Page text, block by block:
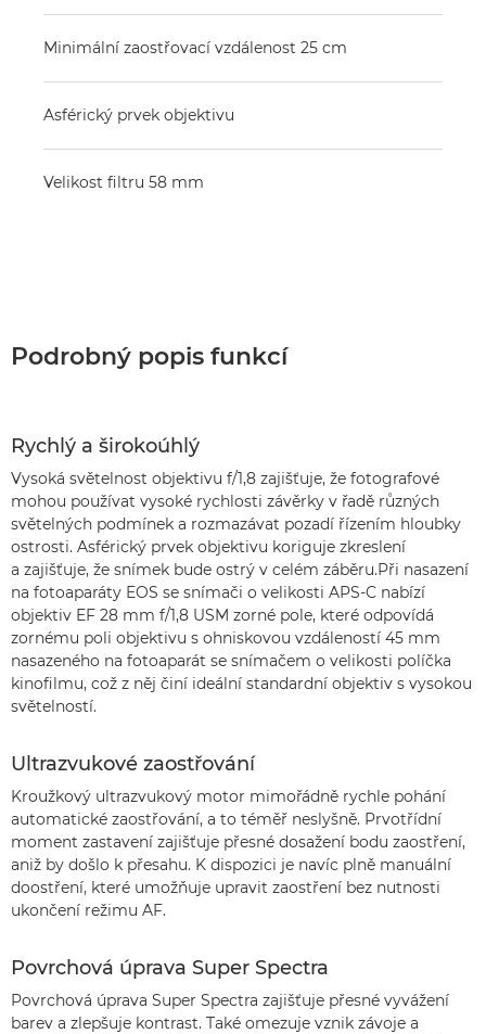
Minimální zaostřovací vzdálenost 25 cm
Asférický prvek objektivu
Velikost filtru 58 mm
Podrobný popis funkcí
Rychlý a širokoúhlý
Vysoká světelnost objektivu f/1,8 zajišťuje, že fotografové
mohou používat vysoké rychlosti závěrky v řadě různých
světelných podmínek a rozmazávat pozadí řízením hloubky
ostrosti. Asférický prvek objektivu koriguje zkreslení
a zajišťuje, že snímek bude ostrý v celém záběru.Při nasazení
na fotoaparáty EOS se snímači o velikosti APS-C nabízí
objektiv EF 28 mm f/1,8 USM zorné pole, které odpovídá
zornému poli objektivu s ohniskovou vzdáleností 45 mm
nasazeného na fotoaparát se snímačem o velikosti políčka
kinofilmu, což z něj činí ideální standardní objektiv s vysokou
světelností.
Ultrazvukové zaostřování
Kroužkový ultrazvukový motor mimořádně rychle pohání
automatické zaostřování, a to téměř neslyšně. Prvotřídní
moment zastavení zajišťuje přesné dosažení bodu zaostření,
aniž by došlo k přesahu. K dispozici je navíc plně manuální
doostření, které umožňuje upravit zaostření bez nutnosti
ukončení režimu AF.
Povrchová úprava Super Spectra
Povrchová úprava Super Spectra zajišťuje přesné vyvážení
barev a zlepšuje kontrast. Také omezuje vznik závoje a